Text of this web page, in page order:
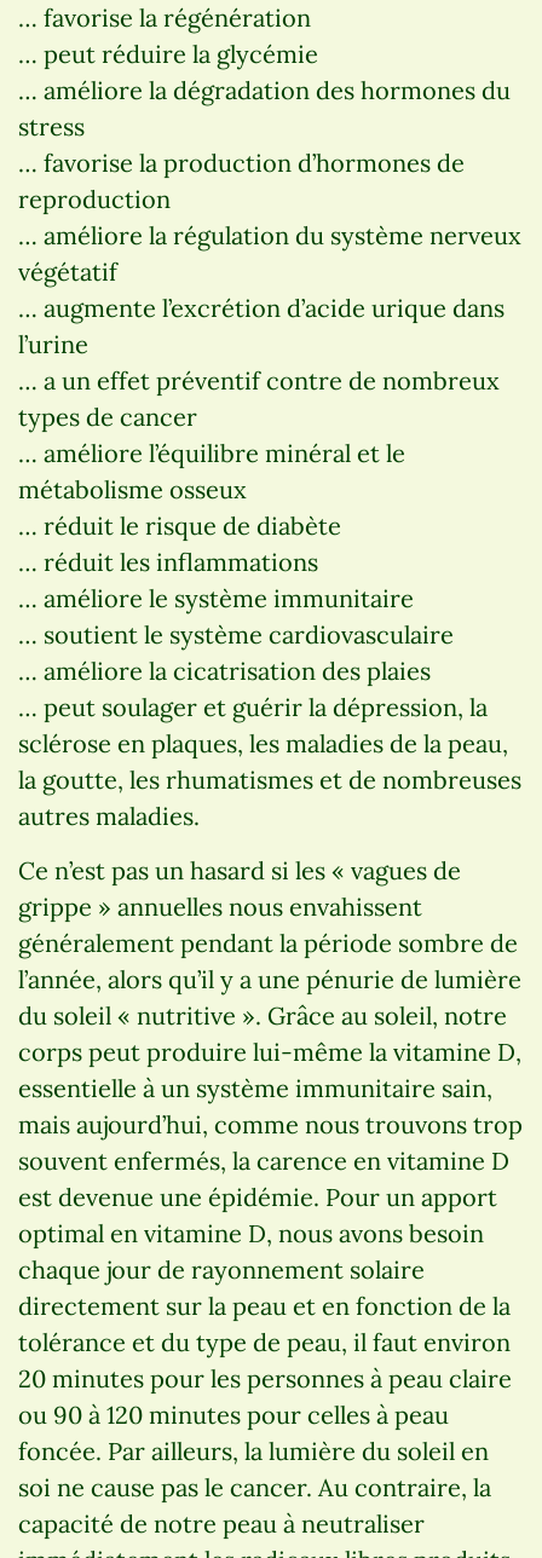
… favorise la régénération
… peut réduire la glycémie
… améliore la dégradation des hormones du
stress
… favorise la production d’hormones de
reproduction
… améliore la régulation du système nerveux
végétatif
… augmente l’excrétion d’acide urique dans
l’urine
… a un effet préventif contre de nombreux
types de cancer
… améliore l’équilibre minéral et le
métabolisme osseux
… réduit le risque de diabète
… réduit les inflammations
… améliore le système immunitaire
… soutient le système cardiovasculaire
… améliore la cicatrisation des plaies
… peut soulager et guérir la dépression, la
sclérose en plaques, les maladies de la peau,
la goutte, les rhumatismes et de nombreuses
autres maladies.
Ce n’est pas un hasard si les « vagues de
grippe » annuelles nous envahissent
généralement pendant la période sombre de
l’année, alors qu’il y a une pénurie de lumière
du soleil « nutritive ». Grâce au soleil, notre
corps peut produire lui-même la vitamine D,
essentielle à un système immunitaire sain,
mais aujourd’hui, comme nous trouvons trop
souvent enfermés, la carence en vitamine D
est devenue une épidémie. Pour un apport
optimal en vitamine D, nous avons besoin
chaque jour de rayonnement solaire
directement sur la peau et en fonction de la
tolérance et du type de peau, il faut environ
20 minutes pour les personnes à peau claire
ou 90 à 120 minutes pour celles à peau
foncée. Par ailleurs, la lumière du soleil en
soi ne cause pas le cancer. Au contraire, la
capacité de notre peau à neutraliser